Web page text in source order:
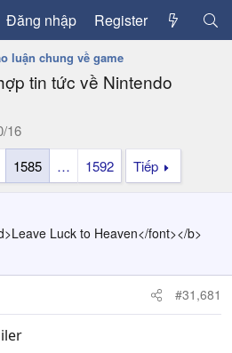
Đăng nhập Register
luận chung về game
tin tức về Nintendo
16
1585 … 1592 Tiếp
Luck to Heaven</font></b>
#31,681